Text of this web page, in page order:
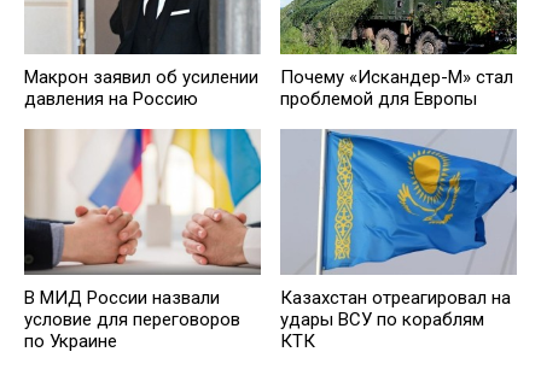
Макрон заявил об усилении
давления на Россию
Почему «Искандер-М» стал
проблемой для Европы
В МИД России назвали
условие для переговоров
по Украине
Казахстан отреагировал на
удары ВСУ по кораблям
КТК